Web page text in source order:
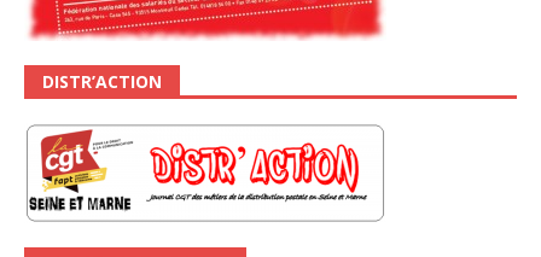
DISTR’ACTION